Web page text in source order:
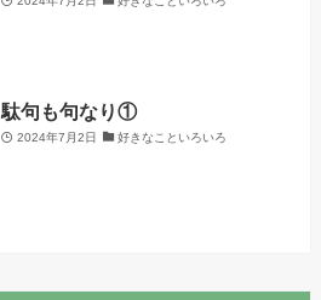
駄句も句なり①
2024年7月2日 好きなこといろいろ